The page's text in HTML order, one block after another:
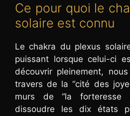
Ce pour quoi le
solaire est connu
Le chakra du plexus
puissant lorsque celui-ci
découvrir pleinement,
travers de la “cité des
murs de “la forteresse
dissoudre les dix états